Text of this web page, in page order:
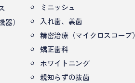
）
ミニッシュ
入れ歯、義歯
精密治療（マイクロスコープ）
矯正歯科
ホワイトニング
親知らずの抜歯